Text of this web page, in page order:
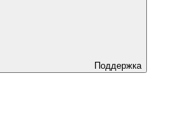
Поддержка